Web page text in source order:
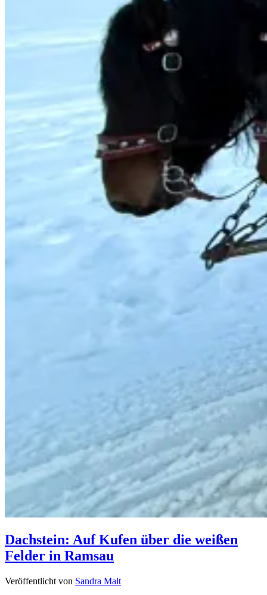
Dachstein: Auf Kufen über die weißen
Felder in Ramsau
Veröffentlicht von Sandra Malt